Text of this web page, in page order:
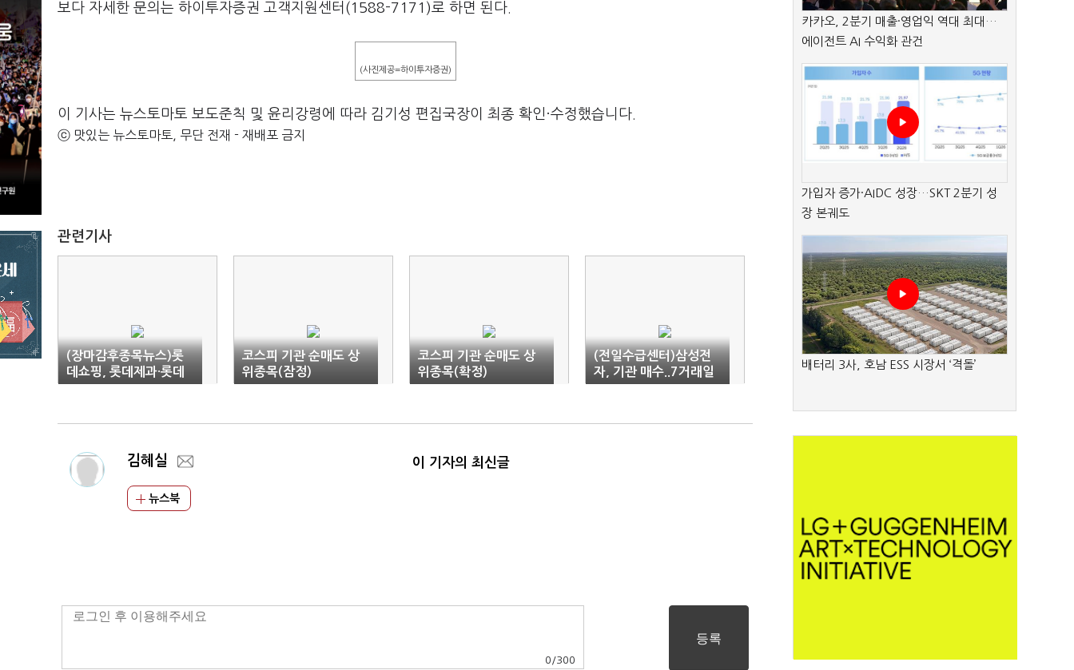
보다 자세한 문의는 하이투자증권 고객지원센터(1588-7171)로 하면 된다.
(사진제공=하이투자증권)
이 기사는 뉴스토마토 보도준칙 및 윤리강령에 따라 김기성 편집국장이 최종 확인·수정했습니다.
ⓒ 맛있는 뉴스토마토, 무단 전재 - 재배포 금지
관련기사
(장마감후종목뉴스)롯
데쇼핑, 롯데제과·롯데
칠성 보유주식 처분
코스피 기관 순매도 상
위종목(잠정)
코스피 기관 순매도 상
위종목(확정)
(전일수급센터)삼성전
자, 기관 매수..7거래일
만에 반등
김혜실
뉴스북
이 기자의 최신글
0 /300
카카오, 2분기 매출·영업익 역대 최대…
에이전트 AI 수익화 관건
가입자 증가·AIDC 성장…SKT 2분기 성
장 본궤도
배터리 3사, 호남 ESS 시장서 ‘격돌’